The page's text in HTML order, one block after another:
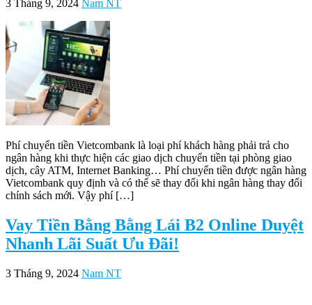
3 Tháng 9, 2024 Nam NT
Phí chuyển tiền Vietcombank là loại phí khách hàng phải trả cho
ngân hàng khi thực hiện các giao dịch chuyển tiền tại phòng giao
dịch, cây ATM, Internet Banking… Phí chuyển tiền được ngân hàng
Vietcombank quy định và có thể sẽ thay đổi khi ngân hàng thay đổi
chính sách mới. Vậy phí […]
Vay Tiền Bằng Bằng Lái B2 Online Duyệt
Nhanh Lãi Suất Ưu Đãi!
3 Tháng 9, 2024 Nam NT